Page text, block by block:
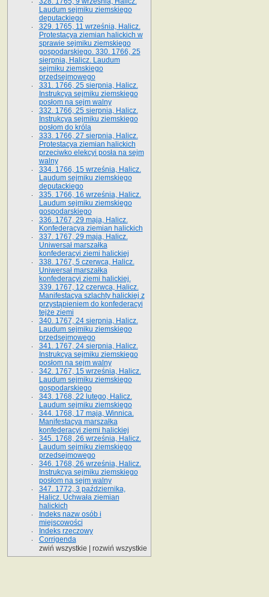
Laudum sejmiku ziemskiego
deputackiego
329. 1765, 11 września, Halicz.
Protestacya ziemian halickich w
sprawie sejmiku ziemskiego
gospodarskiego. 330. 1766, 25
sierpnia, Halicz. Laudum
sejmiku ziemskiego
przedsejmowego
331. 1766, 25 sierpnia, Halicz.
Instrukcya sejmiku ziemskiego
posłom na sejm walny
332. 1766, 25 sierpnia, Halicz.
Instrukcya sejmiku ziemskiego
posłom do króla
333. 1766, 27 sierpnia, Halicz.
Protestacya ziemian halickich
przeciwko elekcyi posła na sejm
walny
334. 1766, 15 września, Halicz.
Laudum sejmiku ziemskiego
deputackiego
335. 1766, 16 września, Halicz.
Laudum sejmiku ziemskiego
gospodarskiego
336. 1767, 29 maja, Halicz.
Konfederacya ziemian halickich
337. 1767, 29 maja, Halicz.
Uniwersał marszałka
konfederacyi ziemi halickiej
338. 1767, 5 czerwca, Halicz.
Uniwersał marszałka
konfederacyi ziemi halickiej.
339. 1767, 12 czerwca, Halicz.
Manifestacya szlachty halickiej z
przystąpieniem do konfederacyi
tejże ziemi
340. 1767, 24 sierpnia, Halicz.
Laudum sejmiku ziemskiego
przedsejmowego
341. 1767, 24 sierpnia, Halicz.
Instrukcya sejmiku ziemskiego
posłom na sejm walny
342. 1767, 15 września, Halicz.
Laudum sejmiku ziemskiego
gospodarskiego
343. 1768, 22 lutego, Halicz.
Laudum sejmiku ziemskiego
344. 1768, 17 maja, Winnica.
Manifestacya marszałka
konfederacyi ziemi halickiej
345. 1768, 26 września, Halicz.
Laudum sejmiku ziemskiego
przedsejmowego
346. 1768, 26 września, Halicz.
Instrukcya sejmiku ziemskiego
posłom na sejm walny
347. 1772, 3 października,
Halicz. Uchwała ziemian
halickich
Indeks nazw osób i
miejscowości
Indeks rzeczowy
Corrigenda
zwiń wszystkie
rozwiń wszystkie